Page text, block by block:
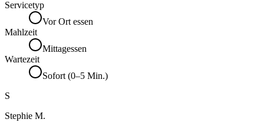
Servicetyp
Vor Ort essen
Mahlzeit
Mittagessen
Wartezeit
Sofort (0–5 Min.)
S
Stephie M.